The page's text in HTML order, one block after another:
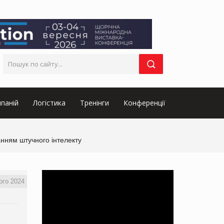
Логістика Тренінги Конференції
штучного інтелекту
2024